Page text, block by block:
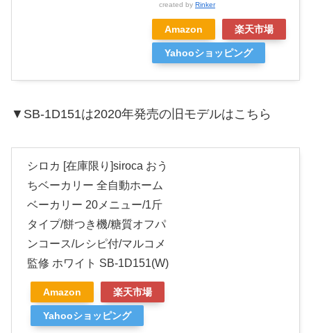
created by Rinker
Amazon 楽天市場
Yahooショッピング
▼SB-1D151は2020年発売の旧モデルはこちら
シロカ [在庫限り]siroca おう
ちベーカリー 全自動ホーム
ベーカリー 20メニュー/1斤
タイプ/餅つき機/糖質オフパ
ンコース/レシピ付/マルコメ
監修 ホワイト SB-1D151(W)
Amazon 楽天市場
Yahooショッピング